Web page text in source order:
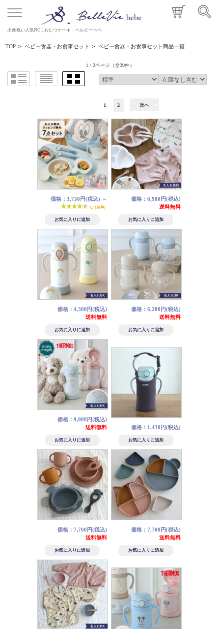
出産祝い人気NO.1おむつケーキ｜ベルビーベベ
TOP > ベビー食器・お食事セット > ベビー食器・お食事セット商品一覧
1 / 2ページ （全39件）
1 2 次へ
価格：3,730円(税込) ～
4.7 (10件)
価格：6,980円(税込)
送料無料
価格：4,380円(税込)
送料無料
価格：6,280円(税込)
送料無料
価格：9,980円(税込)
送料無料
価格：1,430円(税込)
価格：7,700円(税込)
送料無料
価格：7,700円(税込)
送料無料